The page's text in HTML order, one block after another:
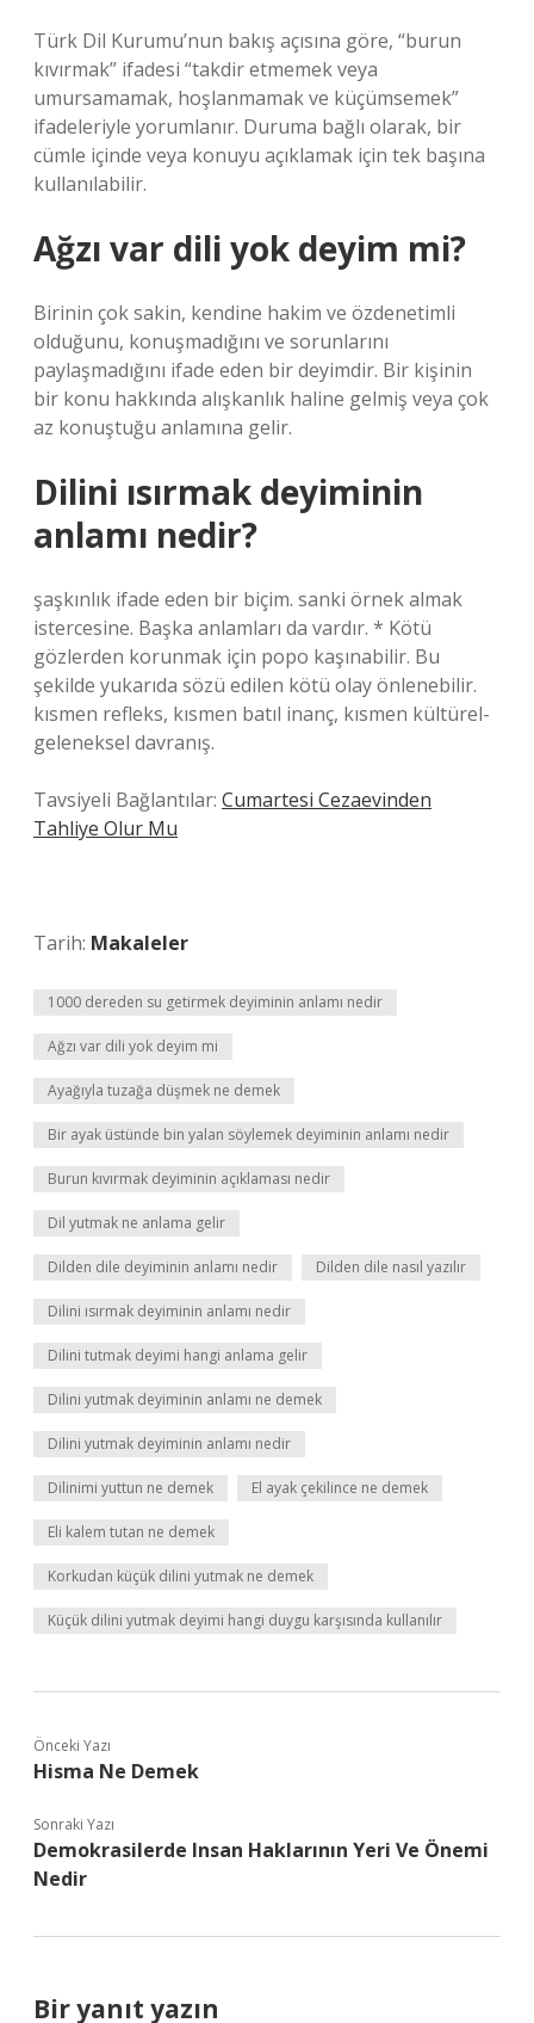
Türk Dil Kurumu’nun bakış açısına göre, “burun
kıvırmak” ifadesi “takdir etmemek veya
umursamamak, hoşlanmamak ve küçümsemek”
ifadeleriyle yorumlanır. Duruma bağlı olarak, bir
cümle içinde veya konuyu açıklamak için tek başına
kullanılabilir.
Ağzı var dili yok deyim mi?
Birinin çok sakin, kendine hakim ve özdenetimli
olduğunu, konuşmadığını ve sorunlarını
paylaşmadığını ifade eden bir deyimdir. Bir kişinin
bir konu hakkında alışkanlık haline gelmiş veya çok
az konuştuğu anlamına gelir.
Dilini ısırmak deyiminin
anlamı nedir?
şaşkınlık ifade eden bir biçim. sanki örnek almak
istercesine. Başka anlamları da vardır. * Kötü
gözlerden korunmak için popo kaşınabilir. Bu
şekilde yukarıda sözü edilen kötü olay önlenebilir.
kısmen refleks, kısmen batıl inanç, kısmen kültürel-
geleneksel davranış.
Tavsiyeli Bağlantılar: Cumartesi Cezaevinden
Tahliye Olur Mu
Tarih: Makaleler
1000 dereden su getirmek deyiminin anlamı nedir
Ağzı var dili yok deyim mi
Ayağıyla tuzağa düşmek ne demek
Bir ayak üstünde bin yalan söylemek deyiminin anlamı nedir
Burun kıvırmak deyiminin açıklaması nedir
Dil yutmak ne anlama gelir
Dilden dile deyiminin anlamı nedir Dilden dile nasıl yazılır
Dilini ısırmak deyiminin anlamı nedir
Dilini tutmak deyimi hangi anlama gelir
Dilini yutmak deyiminin anlamı ne demek
Dilini yutmak deyiminin anlamı nedir
Dilinimi yuttun ne demek El ayak çekilince ne demek
Eli kalem tutan ne demek
Korkudan küçük dilini yutmak ne demek
Küçük dilini yutmak deyimi hangi duygu karşısında kullanılır
Önceki Yazı
Hisma Ne Demek
Sonraki Yazı
Demokrasilerde Insan Haklarının Yeri Ve Önemi
Nedir
Bir yanıt yazın